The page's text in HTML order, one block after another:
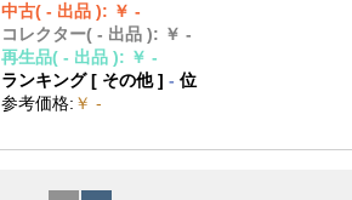
中古( - 出品 ): ￥ -
コレクター( - 出品 ): ￥ -
再生品( - 出品 ): ￥ -
ランキング [ その他]- 位
参考価格: ￥ -